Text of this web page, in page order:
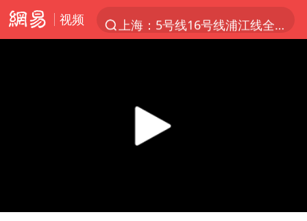
视频
白海豚逼近浙闽沿海
Play